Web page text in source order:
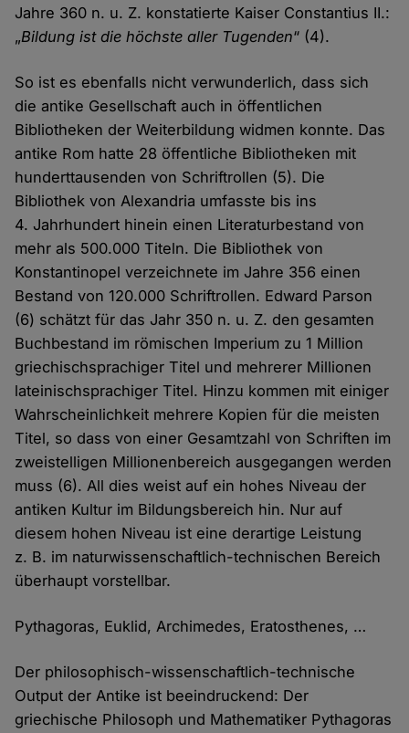
Jahre 360 n. u. Z. konstatierte Kaiser Constantius II.:
„Bildung ist die höchste aller Tugenden“ (4).
So ist es ebenfalls nicht verwunderlich, dass sich
die antike Gesell­schaft auch in öffent­lichen
Bibliotheken der Weiter­bildung widmen konnte. Das
antike Rom hatte 28 öffentliche Bibliotheken mit
hundert­tausenden von Schrift­rollen (5). Die
Bibliothek von Alexandria umfasste bis ins
4. Jahrhundert hinein einen Literatur­bestand von
mehr als 500.000 Titeln. Die Bibliothek von
Konstantinopel verzeichnete im Jahre 356 einen
Bestand von 120.000 Schriftrollen. Edward Parson
(6) schätzt für das Jahr 350 n. u. Z. den gesamten
Buch­bestand im römischen Imperium zu 1 Million
griechisch­sprachiger Titel und mehrerer Millionen
lateinisch­sprachiger Titel. Hinzu kommen mit einiger
Wahr­schein­lichkeit mehrere Kopien für die meisten
Titel, so dass von einer Gesamtzahl von Schriften im
zwei­stelligen Millionen­bereich ausgegangen werden
muss (6). All dies weist auf ein hohes Niveau der
antiken Kultur im Bildungs­bereich hin. Nur auf
diesem hohen Niveau ist eine derartige Leistung
z. B. im naturwissenschaftlich-technischen Bereich
überhaupt vorstellbar.
Pythagoras, Euklid, Archimedes, Eratosthenes, …
Der philosophisch-wissenschaftlich-technische
Output der Antike ist beeindruckend: Der
griechische Philosoph und Mathematiker Pythagoras